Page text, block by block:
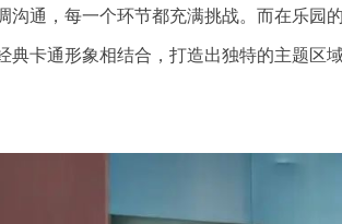
沟通，每一个环节都充满挑战。而在乐园
典卡通形象相结合，打造出独特的主题区